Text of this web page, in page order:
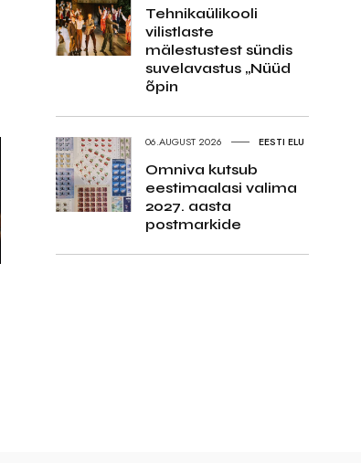
Tehnikaülikooli
vilistlaste
mälestustest sündis
suvelavastus „Nüüd
õpin
06.AUGUST 2026 EESTI ELU
Omniva kutsub
eestimaalasi valima
2027. aasta
postmarkide